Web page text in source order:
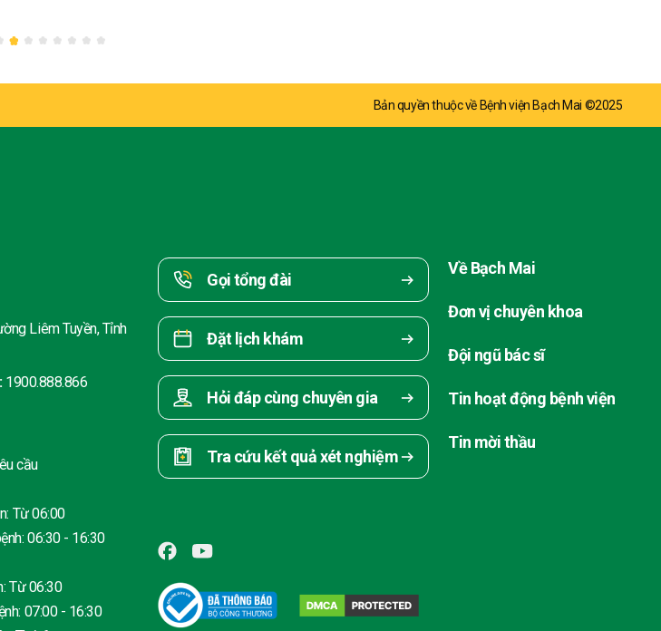
Bản quyền thuộc về Bệnh viện Bạch Mai ©2025
Liêm Tuyền, Tỉnh
1900.888.866
cầu
Từ 06:00
06:30 - 16:30
06:30
07:00 - 16:30
Gọi tổng đài
Đặt lịch khám
Hỏi đáp cùng chuyên gia
Tra cứu kết quả xét nghiệm
Về Bạch Mai
Đơn vị chuyên khoa
Đội ngũ bác sĩ
Tin hoạt động bệnh viện
Tin mời thầu